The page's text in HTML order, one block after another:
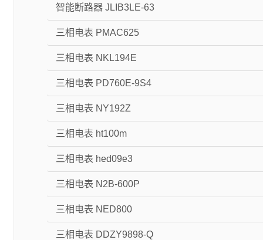
智能断路器 JLIB3LE-63
三相电表 PMAC625
三相电表 NKL194E
三相电表 PD760E-9S4
三相电表 NY192Z
三相电表 ht100m
三相电表 hed09e3
三相电表 N2B-600P
三相电表 NED800
三相电表 DDZY9898-Q